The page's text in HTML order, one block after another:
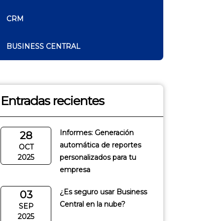
CRM
BUSINESS CENTRAL
Entradas recientes
28
OCT
2025
Informes: Generación
automática de reportes
personalizados para tu
empresa
03
SEP
2025
¿Es seguro usar Business
Central en la nube?